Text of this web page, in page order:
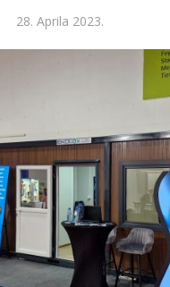
28. Aprila 2023.